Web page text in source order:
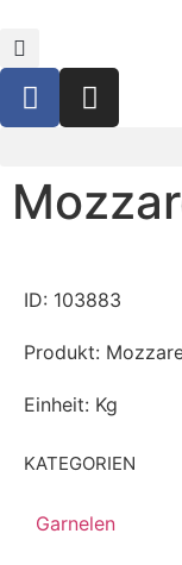
KATEGORIEN
Garnelen
ID: 103883
Produkt:
Einheit: Kg